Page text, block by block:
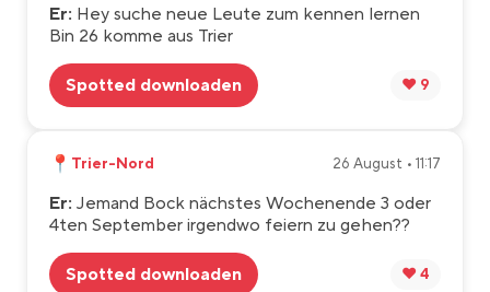
Er: Hey suche neue Leute zum kennen lernen
Bin 26 komme aus Trier
Spotted downloaden ❤️ 9
📍 Trier-Nord 26 August • 11:17
Er: Jemand Bock nächstes Wochenende 3 oder
4ten September irgendwo feiern zu gehen??
Spotted downloaden ❤️ 4